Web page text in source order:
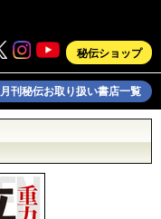
秘伝ショップ
月刊秘伝お取り扱い書店一覧